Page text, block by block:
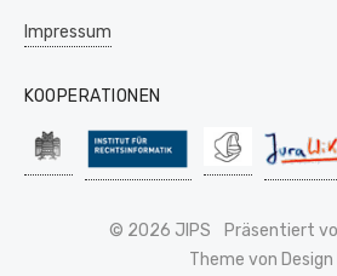
Impressum
KOOPERATIONEN
© 2026 JIPS
Präsentiert
Theme von Design